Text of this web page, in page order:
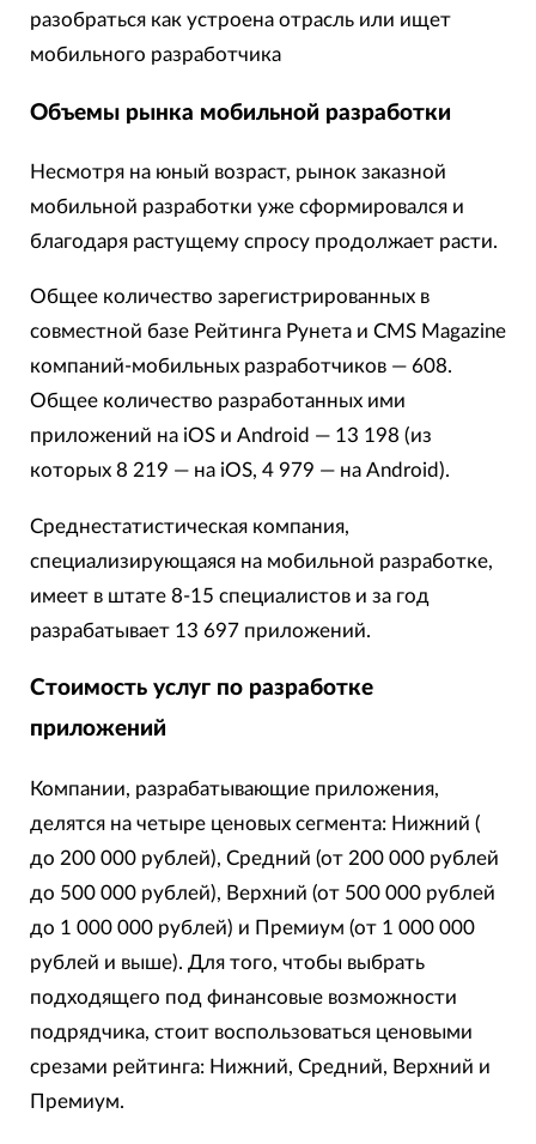
разобраться как устроена отрасль или ищет
мобильного разработчика
Объемы рынка мобильной разработки
Несмотря на юный возраст, рынок заказной
мобильной разработки уже сформировался и
благодаря растущему спросу продолжает расти.
Общее количество зарегистрированных в
совместной базе Рейтинга Рунета и CMS Magazine
компаний-мобильных разработчиков — 608.
Общее количество разработанных ими
приложений на iOS и Android — 13 198 (из
которых 8 219 — на iOS, 4 979 — на Android).
Среднестатистическая компания,
специализирующаяся на мобильной разработке,
имеет в штате 8-15 специалистов и за год
разрабатывает 13 697 приложений.
Стоимость услуг по разработке
приложений
Компании, разрабатывающие приложения,
делятся на четыре ценовых сегмента: Нижний (
до 200 000 рублей), Средний (от 200 000 рублей
до 500 000 рублей), Верхний (от 500 000 рублей
до 1 000 000 рублей) и Премиум (от 1 000 000
рублей и выше). Для того, чтобы выбрать
подходящего под финансовые возможности
подрядчика, стоит воспользоваться ценовыми
срезами рейтинга: Нижний, Средний, Верхний и
Премиум.